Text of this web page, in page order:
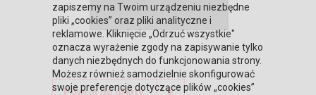
Powrót do oferty
zapiszemy na Twoim urządzeniu niezbędne
pliki „cookies” oraz pliki analityczne i
reklamowe. Kliknięcie „Odrzuć wszystkie"
oznacza wyrażenie zgody na zapisywanie tylko
danych niezbędnych do funkcjonowania strony.
Możesz również samodzielnie skonfigurować
swoje preferencje dotyczące plików „cookies”